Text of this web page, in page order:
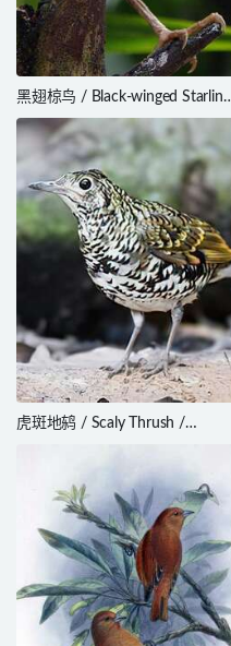
黑翅椋鸟 / Black-winged Starling
/ Acridotheres melanopterus
虎斑地鸫 / Scaly Thrush /